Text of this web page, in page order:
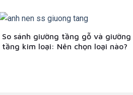
So sánh giường tầng gỗ và giường
tầng kim loại: Nên chọn loại nào?